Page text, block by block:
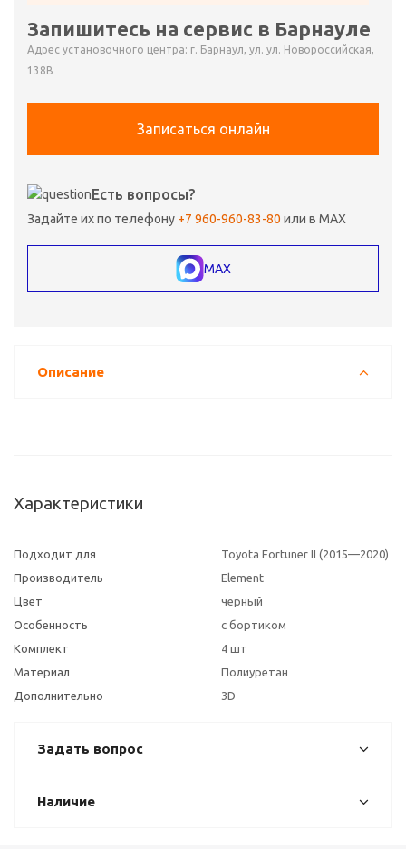
Запишитесь на сервис в Барнауле
Адрес установочного центра: г. Барнаул, ул. ул. Новороссийская,
138В
Записаться онлайн
Есть вопросы?
Задайте их по телефону +7 960-960-83-80 или в MAX
MAX
Описание
Характеристики
Подходит для
Toyota Fortuner II (2015—2020)
Производитель
Element
Цвет
черный
Особенность
с бортиком
Комплект
4 шт
Материал
Полиуретан
Дополнительно
3D
Задать вопрос
Наличие